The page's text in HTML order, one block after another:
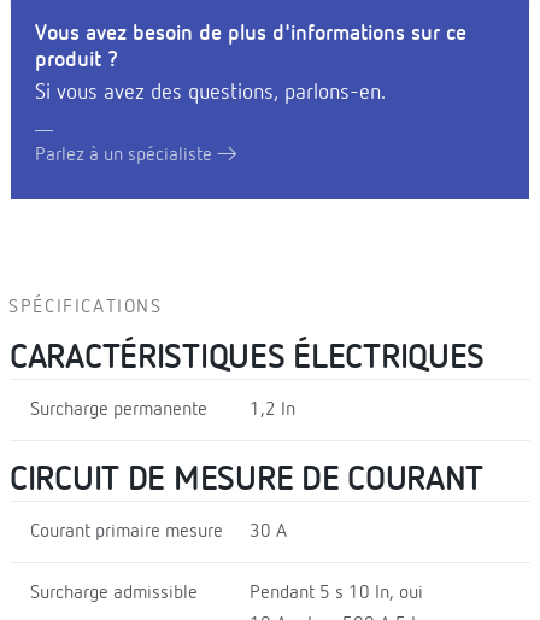
Vous avez besoin de plus d'informations sur ce
produit ?
Si vous avez des questions, parlons-en.
Parlez à un spécialiste
SPÉCIFICATIONS
CARACTÉRISTIQUES ÉLECTRIQUES
Surcharge permanente 1,2 In
CIRCUIT DE MESURE DE COURANT
Courant primaire mesure 30 A
Surcharge admissible
Pendant 5 s 10 In, oui